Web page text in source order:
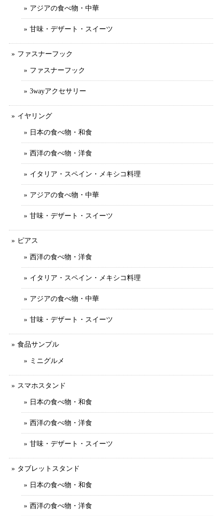
アジアの食べ物・中華
甘味・デザート・スイーツ
ファスナーフック
ファスナーフック
3wayアクセサリー
イヤリング
日本の食べ物・和食
西洋の食べ物・洋食
イタリア・スペイン・メキシコ料理
アジアの食べ物・中華
甘味・デザート・スイーツ
ピアス
西洋の食べ物・洋食
イタリア・スペイン・メキシコ料理
アジアの食べ物・中華
甘味・デザート・スイーツ
食品サンプル
ミニグルメ
スマホスタンド
日本の食べ物・和食
西洋の食べ物・洋食
甘味・デザート・スイーツ
タブレットスタンド
日本の食べ物・和食
西洋の食べ物・洋食